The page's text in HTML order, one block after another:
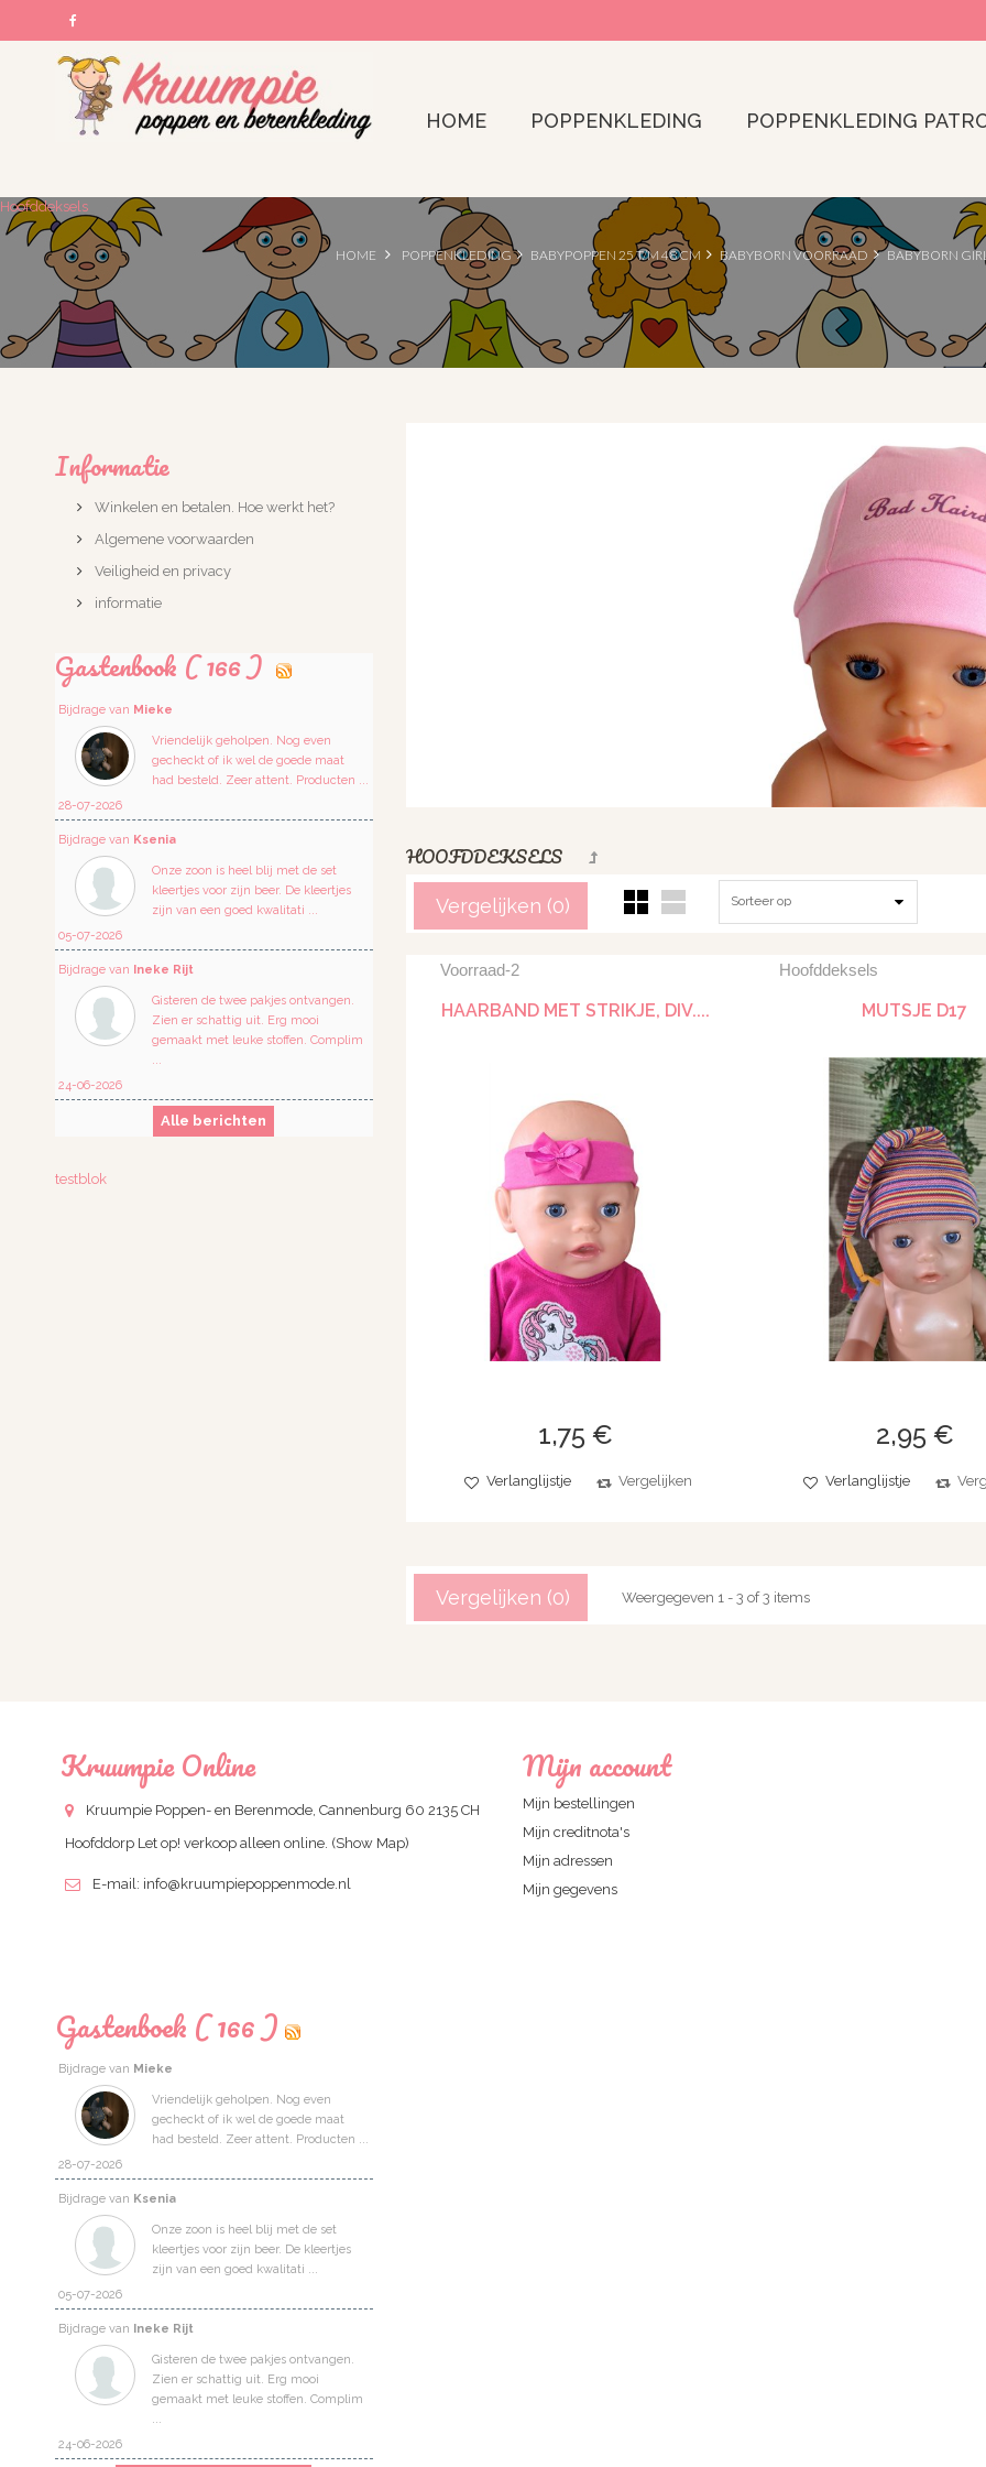
HOME POPPENKLEDING POPPENKLEDING
Hoofddeksels
HOME POPPENKLEDING BABYPOPPEN 25 T/M 48 CM BABYBORN VOORRAAD BABYBORN
Informatie
Winkelen en betalen. Hoe werkt het?
Algemene voorwaarden
Veiligheid en privacy
informatie
Gastenbook ( 166 )
Bijdrage van Mieke
Vriendelijk geholpen. Nog even
gecheckt of ik wel de goede maat
had besteld. Zeer attent. Producten ...
28-07-2026
Bijdrage van Ksenia
Onze zoon is heel blij met de set
kleertjes voor zijn beer. De kleertjes
zijn van een goed kwalitati ...
05-07-2026
Bijdrage van Ineke Rijt
Gisteren de twee pakjes ontvangen.
Zien er schattig uit. Erg mooi
gemaakt met leuke stoffen. Complim
...
24-06-2026
Alle berichten
testblok
HOOFDDEKSELS
Vergelijken (0) Sorteer op
Voorraad-2
HAARBAND MET STRIKJE, DIV....
1,75 €
Verlanglijstje Vergelijken
Hoofddeksels
MUTSJE D17
2,95 €
Verlanglijstje
Vergelijken (0) Weergegeven 1 - 3 of 3 items
Kruumpie Online
Kruumpie Poppen- en Berenmode, Cannenburg 60 2135 CH
Hoofddorp Let op! verkoop alleen online. (Show Map)
E-mail: info@kruumpiepoppenmode.nl
Mijn account
Mijn bestellingen
Mijn creditnota's
Mijn adressen
Mijn gegevens
Gastenboek ( 166 )
Bijdrage van Mieke
Vriendelijk geholpen. Nog even
gecheckt of ik wel de goede maat
had besteld. Zeer attent. Producten ...
28-07-2026
Bijdrage van Ksenia
Onze zoon is heel blij met de set
kleertjes voor zijn beer. De kleertjes
zijn van een goed kwalitati ...
05-07-2026
Bijdrage van Ineke Rijt
Gisteren de twee pakjes ontvangen.
Zien er schattig uit. Erg mooi
gemaakt met leuke stoffen. Complim
...
24-06-2026